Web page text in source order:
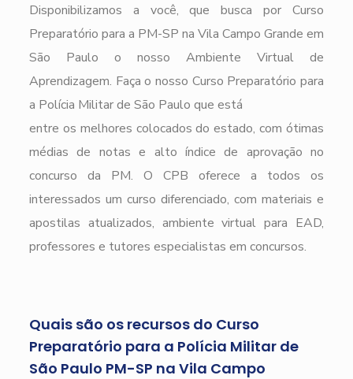
Disponibilizamos a você, que busca por Curso
Preparatório para a PM-SP na Vila Campo Grande em
São Paulo o nosso Ambiente Virtual de
Aprendizagem. Faça o nosso Curso Preparatório para
a Polícia Militar de São Paulo que está
entre os melhores colocados do estado, com ótimas
médias de notas e alto índice de aprovação no
concurso da PM. O CPB oferece a todos os
interessados um curso diferenciado, com materiais e
apostilas atualizados, ambiente virtual para EAD,
professores e tutores especialistas em concursos.
Quais são os recursos do Curso
Preparatório para a Polícia Militar de
São Paulo PM-SP na Vila Campo